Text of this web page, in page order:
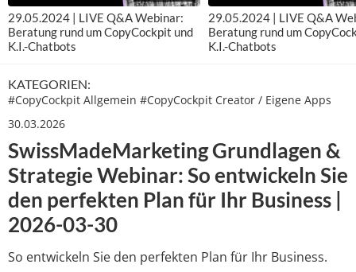
29.05.2024 | LIVE Q&A Webinar:
Beratung rund um CopyCockpit und
K.I.-Chatbots
29.05.2024 | LIVE Q&A
Beratung rund um
K.I.-Chatbots
KATEGORIEN:
#CopyCockpit Allgemein #CopyCockpit Creator / Eigene Apps
30.03.2026
SwissMadeMarketing Grundlagen &
Strategie Webinar: So entwickeln Sie
den perfekten Plan für Ihr Business |
2026-03-30
So entwickeln Sie den perfekten Plan für Ihr Business.